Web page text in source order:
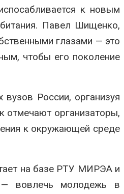
к новым
Павел Шищенко,
глазами — это
чтобы его поколение
России, организуя
отмечают организаторы,
к окружающей среде
на базе РТУ МИРЭА и
— вовлечь молодежь в